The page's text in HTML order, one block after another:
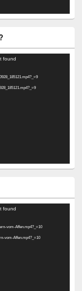
found
found
vom-Affen.mp4?_=10
vom-Affen.mp4?_=10